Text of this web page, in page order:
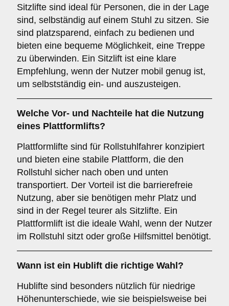
Sitzlifte sind ideal für Personen, die in der Lage
sind, selbständig auf einem Stuhl zu sitzen. Sie
sind platzsparend, einfach zu bedienen und
bieten eine bequeme Möglichkeit, eine Treppe
zu überwinden. Ein Sitzlift ist eine klare
Empfehlung, wenn der Nutzer mobil genug ist,
um selbstständig ein- und auszusteigen.
Welche Vor- und Nachteile hat die Nutzung
eines Plattformlifts?
Plattformlifte sind für Rollstuhlfahrer konzipiert
und bieten eine stabile Plattform, die den
Rollstuhl sicher nach oben und unten
transportiert. Der Vorteil ist die barrierefreie
Nutzung, aber sie benötigen mehr Platz und
sind in der Regel teurer als Sitzlifte. Ein
Plattformlift ist die ideale Wahl, wenn der Nutzer
im Rollstuhl sitzt oder große Hilfsmittel benötigt.
Wann ist ein Hublift die richtige Wahl?
Hublifte sind besonders nützlich für niedrige
Höhenunterschiede, wie sie beispielsweise bei